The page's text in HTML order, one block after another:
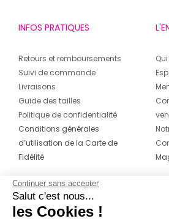
INFOS PRATIQUES
Retours et remboursements
Suivi de commande
Livraisons
Guide des tailles
Politique de confidentialité
Conditions générales
d’utilisation de la Carte de
Fidélité
CONTACT
04 42 20 78 42
Continuer sans accepter
Salut c'est nous...
les Cookies !